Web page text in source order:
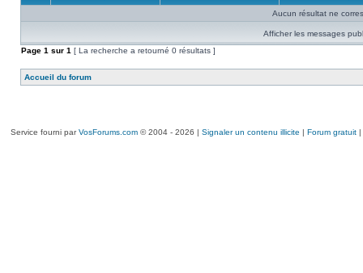
Aucun résultat ne
Afficher les messages
Page 1 sur 1 [ La recherche a retourné 0 résultats ]
Accueil du forum
Service fourni parVosForums.com© 2004 - 2026 | Signaler un contenu illicite | Forum gratuit|